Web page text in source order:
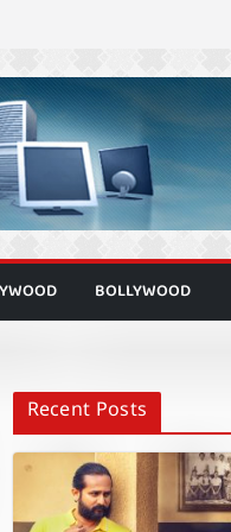
BOLLYWOOD
Recent Posts